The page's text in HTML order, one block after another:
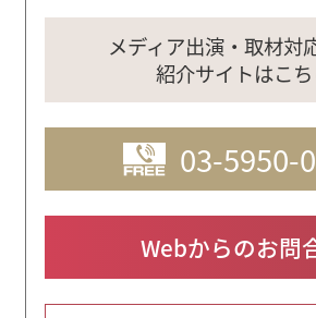
メディア出演・取材対
紹介サイトはこち
03-5950-
Webからのお問